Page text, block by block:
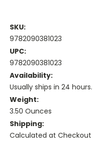
SKU:
9782090381023
UPC:
9782090381023
Availability:
Usually ships in 24 hours.
Weight:
3.50 Ounces
Shipping:
Calculated at Checkout